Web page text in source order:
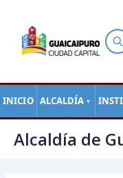
INICIO ALCALDÍA ▼
contenido
Alcaldía de